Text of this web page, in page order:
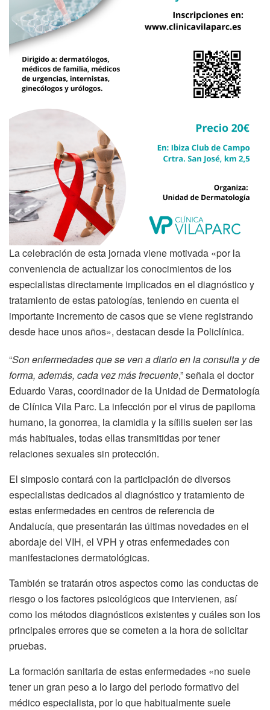
La celebración de esta jornada viene motivada «por la
conveniencia de actualizar los conocimientos de los
especialistas directamente implicados en el diagnóstico y
tratamiento de estas patologías, teniendo en cuenta el
importante incremento de casos que se viene registrando
desde hace unos años», destacan desde la Policlínica.
“Son enfermedades que se ven a diario en la consulta y de
forma, además, cada vez más frecuente,” señala el doctor
Eduardo Varas, coordinador de la Unidad de Dermatología
de Clínica Vila Parc. La infección por el virus de papiloma
humano, la gonorrea, la clamidia y la sífilis suelen ser las
más habituales, todas ellas transmitidas por tener
relaciones sexuales sin protección.
El simposio contará con la participación de diversos
especialistas dedicados al diagnóstico y tratamiento de
estas enfermedades en centros de referencia de
Andalucía, que presentarán las últimas novedades en el
abordaje del VIH, el VPH y otras enfermedades con
manifestaciones dermatológicas.
También se tratarán otros aspectos como las conductas de
riesgo o los factores psicológicos que intervienen, así
como los métodos diagnósticos existentes y cuáles son los
principales errores que se cometen a la hora de solicitar
pruebas.
La formación sanitaria de estas enfermedades «no suele
tener un gran peso a lo largo del periodo formativo del
médico especialista, por lo que habitualmente suele